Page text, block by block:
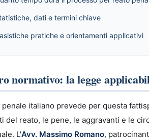
dati e termini chiave
pratiche e orientamenti applicativi
normativo: la legge
italiano prevede per questa
del reato, le pene, le aggravanti e le
L'Avv. Massimo Romano,